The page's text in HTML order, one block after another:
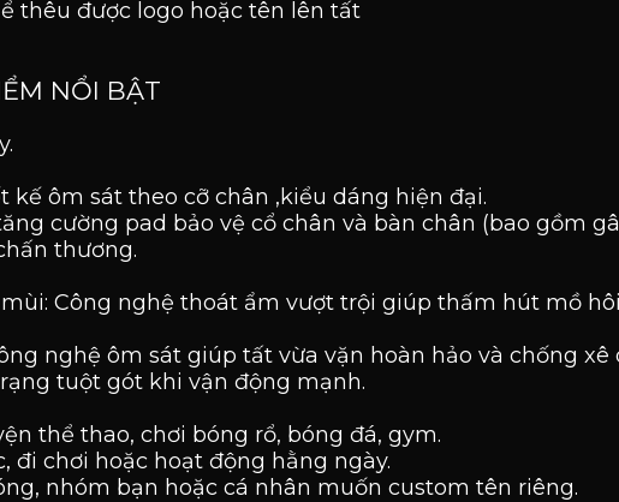
thêu được logo hoặc tên lên tất
NỔI BẬT
kế ôm sát theo cỡ chân ,kiểu dáng hiện đại.
cường pad bảo vệ cổ chân và bàn chân (bao gồm
thương.
Công nghệ thoát ẩm vượt trội giúp thấm hút mồ
nghệ ôm sát giúp tất vừa vặn hoàn hảo và chống xê
tuột gót khi vận động mạnh.
thể thao, chơi bóng rổ, bóng đá, gym.
đi chơi hoặc hoạt động hằng ngày.
nhóm bạn hoặc cá nhân muốn custom tên riêng.